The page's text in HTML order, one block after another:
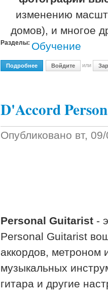
изменению
домов), и многое
Разделы: Обучение
Подробнее О Google Earth Pro-Gold
Войдите или
D'Accord
Опубликовано вт,
Personal Guitarist -
Personal Guitarist
аккордов, метроном
музыкальных
гитара и другие